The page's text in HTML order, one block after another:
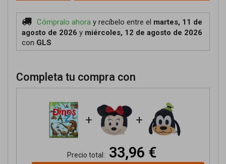
Cómpralo ahora y recíbelo entre el martes, 11 de
agosto de 2026 y miércoles, 12 de agosto de 2026
con GLS
Completa tu compra con
+ +
Precio total: 33,96 €